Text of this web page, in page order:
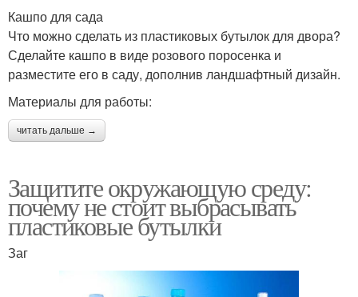
Кашпо для сада
Что можно сделать из пластиковых бутылок для двора?
Сделайте кашпо в виде розового поросенка и
разместите его в саду, дополнив ландшафтный дизайн.
Материалы для работы:
читать дальше →
Защитите окружающую среду:
почему не стоит выбрасывать
пластиковые бутылки
Заг